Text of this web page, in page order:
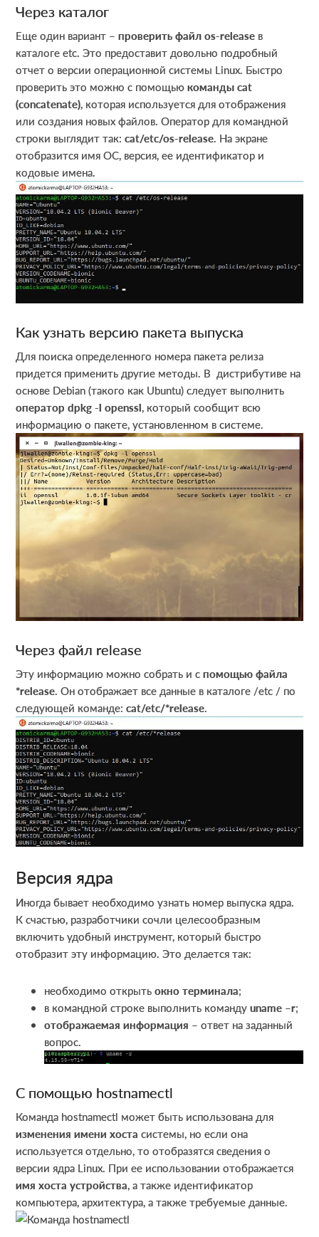
Через каталог
Еще один вариант –проверить файл os-release в
каталоге etc. Это предоставит довольно подробный
отчет о версии операционной системы Linux. Быстро
проверить это можно с помощьюкоманды cat
(concatenate), которая используется для отображения
или создания новых файлов. Оператор для командной
строки выглядит так:cat/etc/os-release. На экране
отобразится имя ОС, версия, ее идентификатор и
кодовые имена.
Как узнать версию пакета выпуска
Для поиска определенного номера пакета релиза
придется применить другие методы. В дистрибутиве на
основе Debian (такого как Ubuntu) следует выполнить
оператор dpkg -l openssl, который сообщит всю
информацию о пакете, установленном в системе.
Через файл release
Эту информацию можно собрать и спомощью файла
*release. Он отображает все данные в каталоге /etc / по
следующей команде:cat/etc/*release.
Версия ядра
Иногда бывает необходимо узнать номер выпуска ядра.
К счастью, разработчики сочли целесообразным
включить удобный инструмент, который быстро
отобразит эту информацию. Это делается так:
необходимо открытьокно терминала;
в командной строке выполнить командуuname –r;
отображаемая информация – ответ на заданный
вопрос.
С помощью hostnamectl
Команда hostnamectl может быть использована для
изменения имени хоста системы, но если она
используется отдельно, то отобразятся сведения о
версии ядра Linux. При ее использовании отображается
имя хоста устройства, а также идентификатор
компьютера, архитектура, а также требуемые данные.